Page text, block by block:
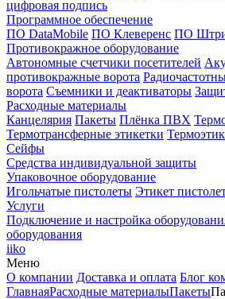
цифровая подпись
Программное обеспечение
ПО DataMobile ПО Клеверенс ПО
Противокражное оборудование
Автономные счетчики посетителей
противокражные ворота
ворота Съемники и деактиваторы
Расходные материалы
Канцелярия Пакеты Плёнка ПВХ
Термотрансферные этикетки
Сейфы
Средства индивидуальной защиты
Упаковочное оборудование
Игольчатые пистолеты Этикет
Услуги
Подключение и настройка
оборудования
iiko
Меню
О компании Доставка и оплата Блог
ГлавнаяРасходные материалыПакеты